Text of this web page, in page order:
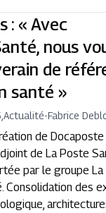
: « Avec
nous
de
santé »
Actualité-Fabrice
de
de La Poste
par le groupe
Consolidation des